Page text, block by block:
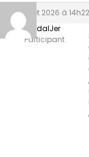
8 juillet 2026 à 14h22
RandalJer
Participant